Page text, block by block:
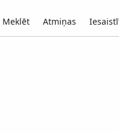
Meklēt Atmiņas